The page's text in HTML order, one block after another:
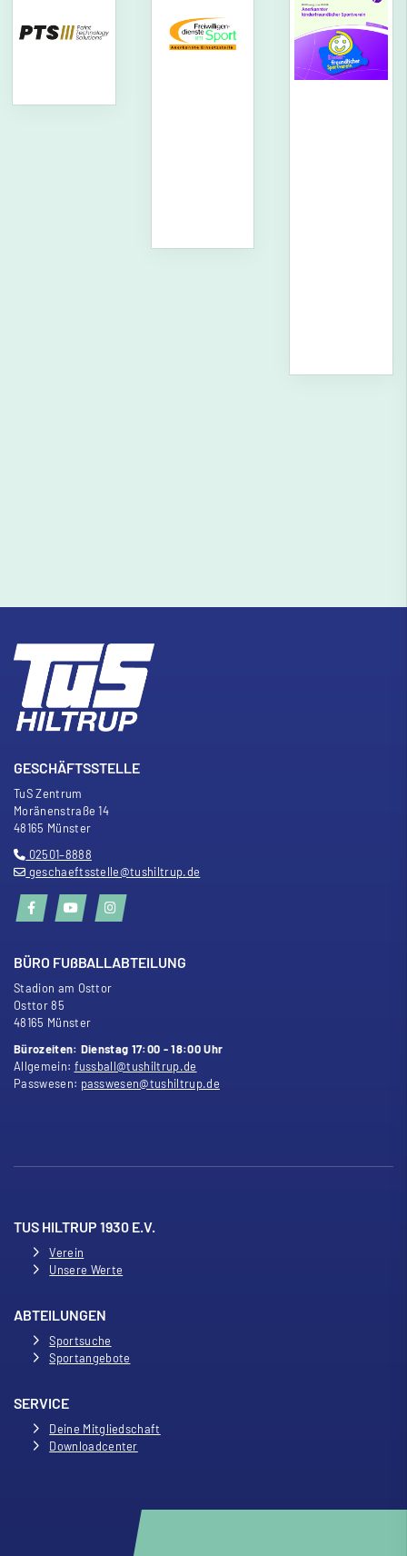
GESCHÄFTSSTELLE
TuS Zentrum
Moränenstraße 14
48165 Münster
02501–8888
geschaeftsstelle@tushiltrup.de
BÜRO FUßBALLABTEILUNG
Stadion am Osttor
Osttor 85
48165 Münster
Bürozeiten: Dienstag 17:00 - 18:00 Uhr
Allgemein: fussball@tushiltrup.de
Passwesen: passwesen@tushiltrup.de
TUS HILTRUP 1930 E.V.
Verein
Unsere Werte
ABTEILUNGEN
Sportsuche
Sportangebote
SERVICE
Deine Mitgliedschaft
Downloadcenter